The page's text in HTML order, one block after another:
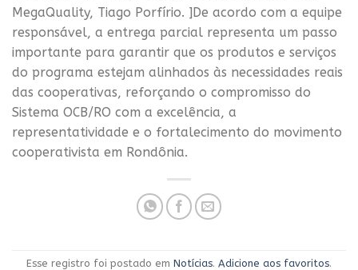
MegaQuality, Tiago Porfírio. ]De acordo com a equipe
responsável, a entrega parcial representa um passo
importante para garantir que os produtos e serviços
do programa estejam alinhados às necessidades reais
das cooperativas, reforçando o compromisso do
Sistema OCB/RO com a excelência, a
representatividade e o fortalecimento do movimento
cooperativista em Rondônia.
Esse registro foi postado em Notícias. Adicione aos favoritos.